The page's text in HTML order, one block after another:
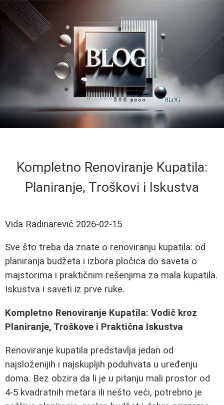
Kompletno Renoviranje Kupatila:
Planiranje, Troškovi i Iskustva
Vida Radinarević 2026-02-15
Sve što treba da znate o renoviranju kupatila: od
planiranja budžeta i izbora pločica do saveta o
majstorima i praktičnim rešenjima za mala kupatila.
Iskustva i saveti iz prve ruke.
Kompletno Renoviranje Kupatila: Vodič kroz
Planiranje, Troškove i Praktična Iskustva
Renoviranje kupatila predstavlja jedan od
najsloženijih i najskupljih poduhvata u uređenju
doma. Bez obzira da li je u pitanju mali prostor od
4-5 kvadratnih metara ili nešto veći, potrebno je